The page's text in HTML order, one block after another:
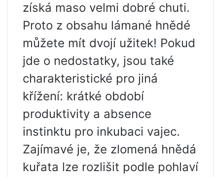
získá maso velmi dobré chuti.
Proto z obsahu lámané hnědé
můžete mít dvojí užitek! Pokud
jde o nedostatky, jsou také
charakteristické pro jiná
křížení: krátké období
produktivity a absence
instinktu pro inkubaci vajec.
Zajímavé je, že zlomená hnědá
kuřata lze rozlišit podle pohlaví